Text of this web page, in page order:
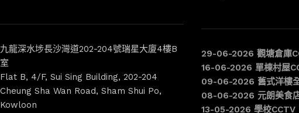
九龍深水埗長沙灣道202-204號瑞星大廈4樓B
室
Flat B, 4/F, Sui Sing Building, 202-204
Cheung Sha Wan Road, Sham Shui Po,
Kowloon
29-06-2026 觀塘倉庫
16-06-2026 單棟村屋
09-06-2026 舊式洋樓
08-06-2026 元朗美食
13-05-2026 學校CCTV